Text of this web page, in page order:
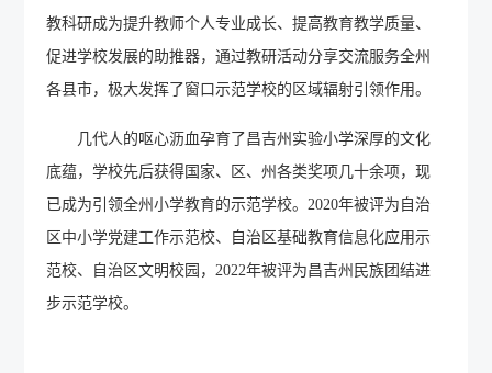
教科研成为提升教师个人专业成长、提高教育教学质量、
促进学校发展的助推器，通过教研活动分享交流服务全州
各县市，极大发挥了窗口示范学校的区域辐射引领作用。
几代人的呕心沥血孕育了昌吉州实验小学深厚的文化
底蕴，学校先后获得国家、区、州各类奖项几十余项，现
已成为引领全州小学教育的示范学校。 2020年被评为自治
区中小学党建工作示范校、自治区基础教育信息化应用示
范校、自治区文明校园，2022年被评为昌吉州民族团结进
步示范学校。